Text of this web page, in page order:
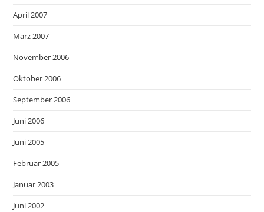
April 2007
März 2007
November 2006
Oktober 2006
September 2006
Juni 2006
Juni 2005
Februar 2005
Januar 2003
Juni 2002